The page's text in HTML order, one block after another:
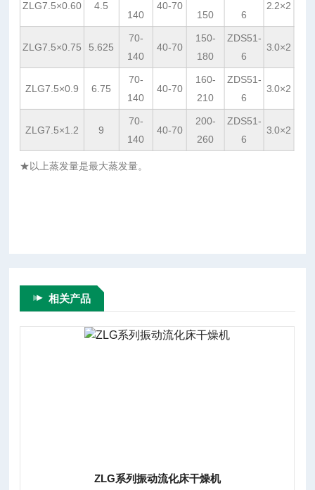
ZLG7.5×0.60 4.5
140
40-70
150 6
2.2×2
ZLG7.5×0.75 5.625
70-
140
40-70
150-
180
ZDS51-
6
3.0×2
ZLG7.5×0.9 6.75
70-
140
40-70
160-
210
ZDS51-
6
3.0×2
ZLG7.5×1.2 9
70-
140
40-70
200-
260
ZDS51-
6
3.0×2
★以上蒸发量是最大蒸发量。
相关产品
ZLG系列振动流化床干燥机